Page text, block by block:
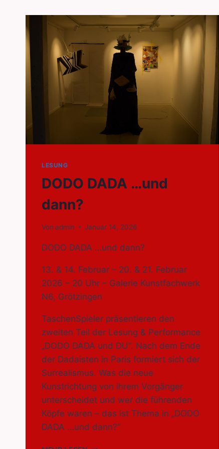
LESUNG
DODO DADA …und
dann?
Von admin Januar 14, 2026
DODO DADA …und dann?
13. & 14. Februar – 20. & 21. Februar
2026 – 20 Uhr – Galerie Kunstfachwerk
N6, Grötzingen
TaschenSpieler präsentieren den
zweiten Teil der Lesung & Performance
„DODO DADA und DU“. Nach dem Ende
der Dadaisten in Paris formiert sich der
Surrealismus. Was die neue
Kunstrichtung von ihrem Vorgänger
unterscheidet und wer die führenden
Köpfe waren – das ist Thema in „DODO
DADA …und dann?“
DODO